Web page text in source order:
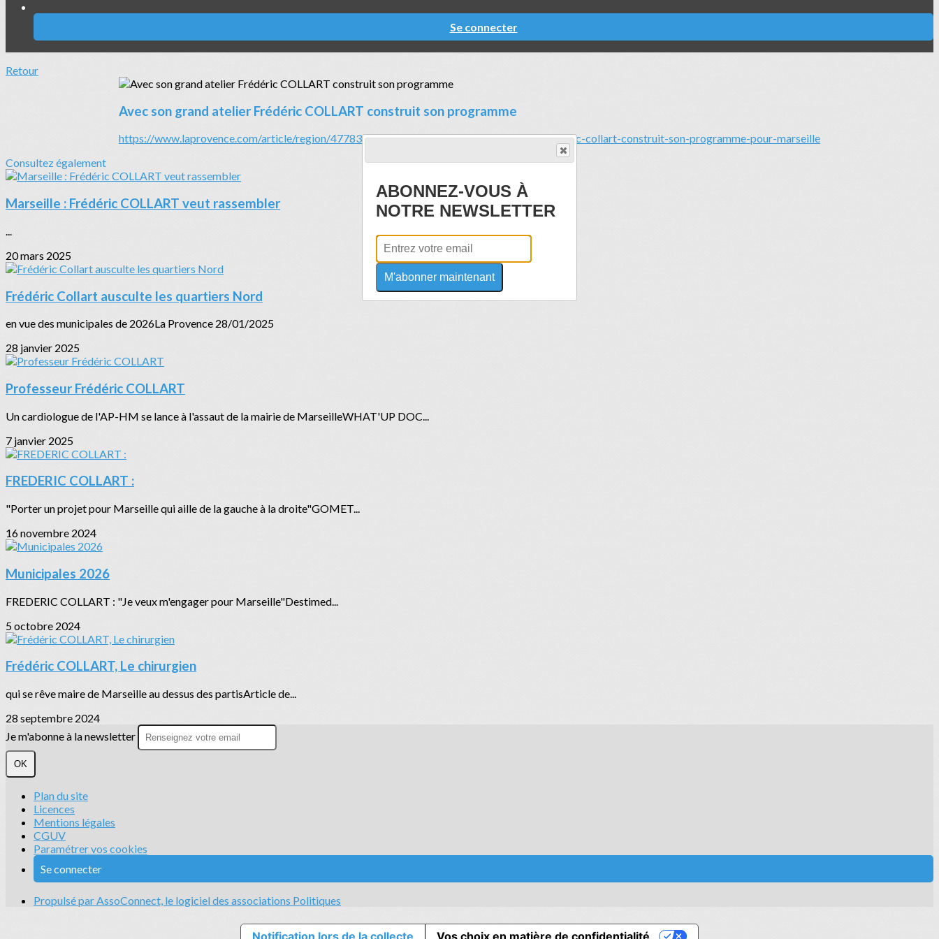
Se connecter
Retour
Avec son grand atelier Frédéric COLLART construit son programme
https://www.laprovence.com/article/region/477837075647614/avec-son-grand-atelier-frederic-collart-construit-son-programme-pour-marseille
Consultez également
Marseille : Frédéric COLLART veut rassembler
...
20 mars 2025
Frédéric Collart ausculte les quartiers Nord
en vue des municipales de 2026La Provence 28/01/2025
28 janvier 2025
Professeur Frédéric COLLART
Un cardiologue de l'AP-HM se lance à l'assaut de la mairie de MarseilleWHAT'UP DOC...
7 janvier 2025
FREDERIC COLLART :
"Porter un projet pour Marseille qui aille de la gauche à la droite"GOMET...
16 novembre 2024
Municipales 2026
FREDERIC COLLART : "Je veux m'engager pour Marseille"Destimed...
5 octobre 2024
Frédéric COLLART, Le chirurgien
qui se rêve maire de Marseille au dessus des partisArticle de...
28 septembre 2024
Je m'abonne à la newsletter
OK
Plan du site
Licences
Mentions légales
CGUV
Paramétrer vos cookies
Se connecter
Propulsé par AssoConnect, le logiciel des associations Politiques
ABONNEZ-VOUS À
NOTRE NEWSLETTER
M'abonner maintenant